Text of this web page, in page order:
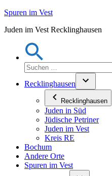
Zum
springen
Spuren im Vest
Juden im Vest Recklinghausen
Suchen
nach:
Recklinghausen
Recklinghausen
Juden in Süd
Jüdische Petriner
Juden im Vest
Kreis RE
Bochum
Andere Orte
Spuren im Vest